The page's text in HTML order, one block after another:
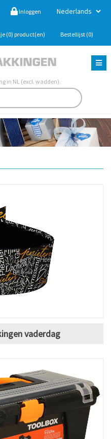
Inloggen
(0) product(en) Bestellijst (0)
in NL (excl. wadden).
vaderdag